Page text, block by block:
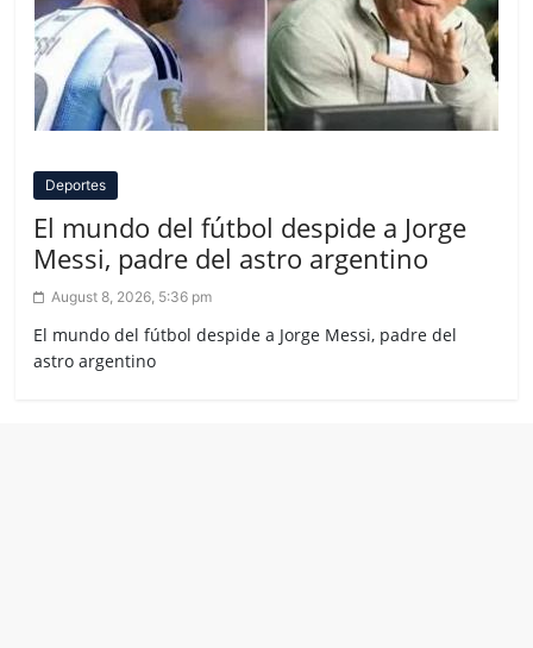
Deportes
El mundo del fútbol despide a Jorge
Messi, padre del astro argentino
August 8, 2026, 5:36 pm
El mundo del fútbol despide a Jorge Messi, padre del
astro argentino